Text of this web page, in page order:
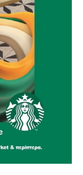
υδροληψίας
ουσιαστικά
των
σε
της περιοχής.
και
της